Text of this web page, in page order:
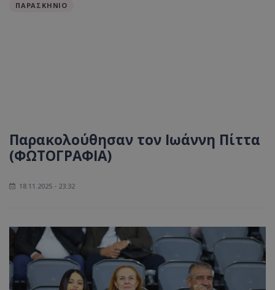
ΠΑΡΑΣΚΗΝΙΟ
Παρακολούθησαν τον Ιωάννη Πίττα
(ΦΩΤΟΓΡΑΦΙΑ)
18.11.2025 - 23:32